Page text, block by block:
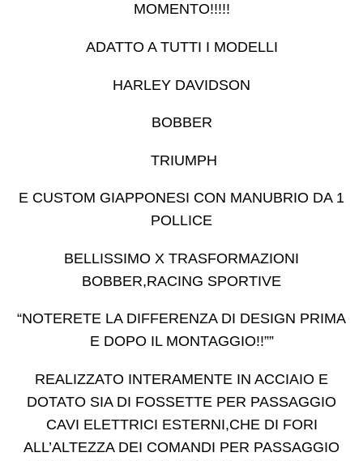
MOMENTO!!!!!
ADATTO A TUTTI I MODELLI
HARLEY DAVIDSON
BOBBER
TRIUMPH
E CUSTOM GIAPPONESI CON MANUBRIO DA 1
POLLICE
BELLISSIMO X TRASFORMAZIONI
BOBBER,RACING SPORTIVE
“NOTERETE LA DIFFERENZA DI DESIGN PRIMA
E DOPO IL MONTAGGIO!!””
REALIZZATO INTERAMENTE IN ACCIAIO E
DOTATO SIA DI FOSSETTE PER PASSAGGIO
CAVI ELETTRICI ESTERNI,CHE DI FORI
ALL’ALTEZZA DEI COMANDI PER PASSAGGIO